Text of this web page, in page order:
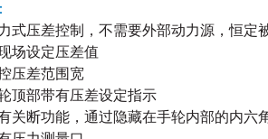
式压差控制，不需要外部动力源，恒定
场设定压差值
压差范围宽
顶部带有压差设定指示
关断功能，通过隐藏在手轮内部的内六